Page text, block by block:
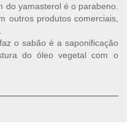
do yamasterol é o parabeno.
outros produtos comerciais,
o sabão é a saponificação
do óleo vegetal com o